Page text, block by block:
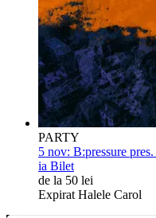
PARTY
5 nov: B:pressure pres.
ia Bilet
de la 50 lei
Expirat Halele Carol